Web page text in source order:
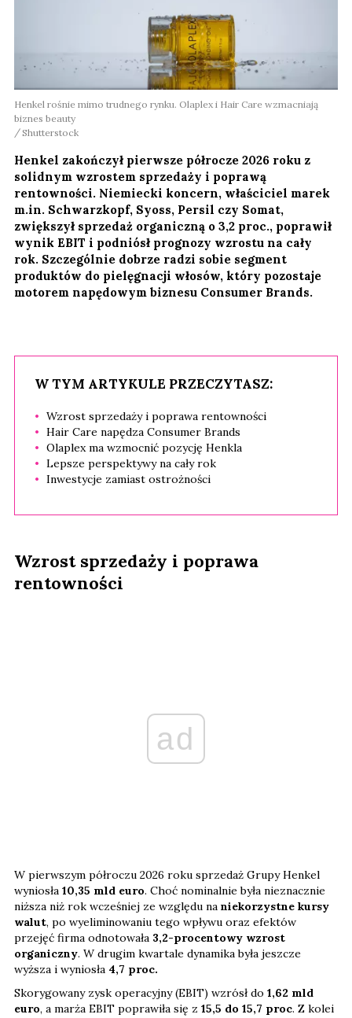
Henkel rośnie mimo trudnego rynku. Olaplex i Hair Care wzmacniają
biznes beauty
Shutterstock
Henkel zakończył pierwsze półrocze 2026 roku z
solidnym wzrostem sprzedaży i poprawą
rentowności. Niemiecki koncern, właściciel marek
m.in. Schwarzkopf, Syoss, Persil czy Somat,
zwiększył sprzedaż organiczną o 3,2 proc., poprawił
wynik EBIT i podniósł prognozy wzrostu na cały
rok. Szczególnie dobrze radzi sobie segment
produktów do pielęgnacji włosów, który pozostaje
motorem napędowym biznesu Consumer Brands.
W TYM ARTYKULE PRZECZYTASZ:
Wzrost sprzedaży i poprawa rentowności
Hair Care napędza Consumer Brands
Olaplex ma wzmocnić pozycję Henkla
Lepsze perspektywy na cały rok
Inwestycje zamiast ostrożności
Wzrost sprzedaży i poprawa
rentowności
ad
W pierwszym półroczu 2026 roku sprzedaż Grupy Henkel
wyniosła 10,35 mld euro. Choć nominalnie była nieznacznie
niższa niż rok wcześniej ze względu na niekorzystne kursy
walut, po wyeliminowaniu tego wpływu oraz efektów
przejęć firma odnotowała 3,2-procentowy wzrost
organiczny. W drugim kwartale dynamika była jeszcze
wyższa i wyniosła 4,7 proc.
Skorygowany zysk operacyjny (EBIT) wzrósł do 1,62 mld
euro, a marża EBIT poprawiła się z 15,5 do 15,7 proc. Z kolei